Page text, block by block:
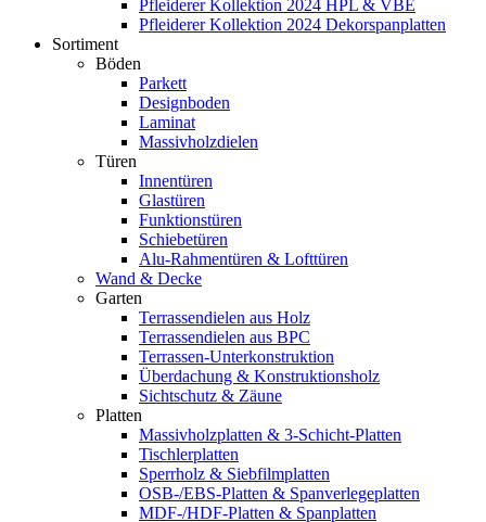
Pfleiderer Kollektion 2024 HPL & VBE
Pfleiderer Kollektion 2024 Dekorspanplatten
Sortiment
Böden
Parkett
Designboden
Laminat
Massivholzdielen
Türen
Innentüren
Glastüren
Funktionstüren
Schiebetüren
Alu-Rahmentüren & Lofttüren
Wand & Decke
Garten
Terrassendielen aus Holz
Terrassendielen aus BPC
Terrassen-Unterkonstruktion
Überdachung & Konstruktionsholz
Sichtschutz & Zäune
Platten
Massivholzplatten & 3-Schicht-Platten
Tischlerplatten
Sperrholz & Siebfilmplatten
OSB-/EBS-Platten & Spanverlegeplatten
MDF-/HDF-Platten & Spanplatten